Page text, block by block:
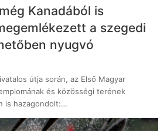
Kanadából is
a szegedi
nyugvó
útja során, az Első Magyar
és közösségi terének
is hazagondolt:…